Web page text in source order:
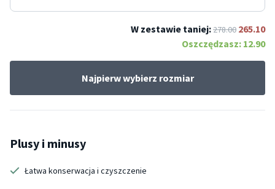
W zestawie taniej:278.00 265.10
Oszczędzasz: 12.90
Najpierw wybierz rozmiar
Plusy i minusy
Łatwa konserwacja i czyszczenie